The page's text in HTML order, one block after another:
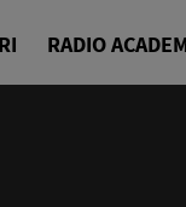
RADIO